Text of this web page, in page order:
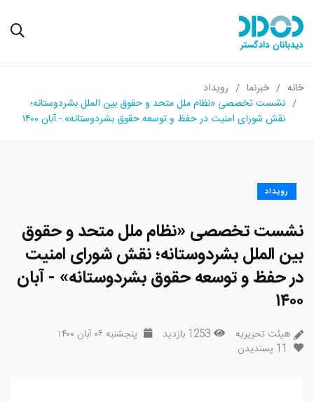
خانه خبرنما
رویداد
نشست تخصصی «نظام ملل متحد و حقوق بین الملل بشردوستانه؛
نقش شورای امنیت در حفظ و توسعه حقوق بشردوستانه» - آبان ۱۴۰۰
رویداد
نشست تخصصی «نظام ملل متحد و حقوق
بین الملل بشردوستانه؛ نقش شورای امنیت
در حفظ و توسعه حقوق بشردوستانه» - آبان
۱۴۰۰
هیئت تحریریه 1253 بازدید
پنجشنبه ۰۶ آبان ۱۴۰۰
11 پسندیدن